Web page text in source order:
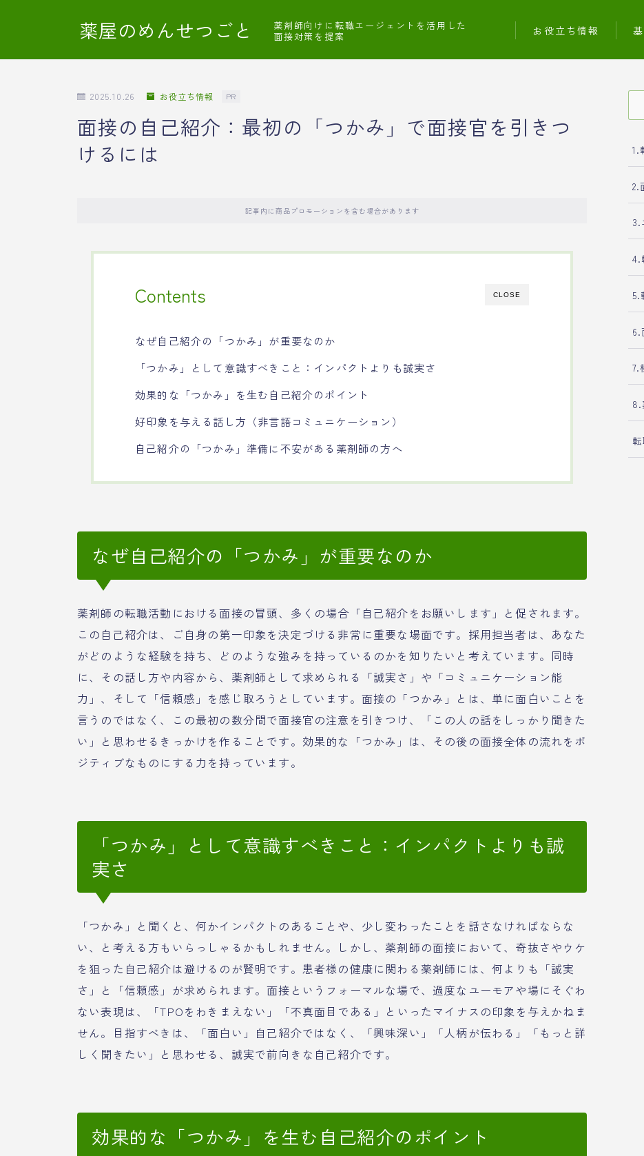
薬屋のめんせつごと
薬剤師向けに転職エージェントを活用した
面接対策を提案
お役立ち情報
2025.10.26 お役立ち情報 PR
面接の自己紹介：最初の「つかみ」で面接官を引きつ
けるには
記事内に商品プロモーションを含む場合があります
CLOSE
Contents
なぜ自己紹介の「つかみ」が重要なのか
「つかみ」として意識すべきこと：インパクトよりも誠実さ
効果的な「つかみ」を生む自己紹介のポイント
好印象を与える話し方（非言語コミュニケーション）
自己紹介の「つかみ」準備に不安がある薬剤師の方へ
なぜ自己紹介の「つかみ」が重要なのか
薬剤師の転職活動における面接の冒頭、多くの場合「自己紹介をお願いします」と促されます。
この自己紹介は、ご自身の第一印象を決定づける非常に重要な場面です。採用担当者は、あなた
がどのような経験を持ち、どのような強みを持っているのかを知りたいと考えています。同時
に、その話し方や内容から、薬剤師として求められる「誠実さ」や「コミュニケーション能
力」、そして「信頼感」を感じ取ろうとしています。面接の「つかみ」とは、単に面白いことを
言うのではなく、この最初の数分間で面接官の注意を引きつけ、「この人の話をしっかり聞きた
い」と思わせるきっかけを作ることです。効果的な「つかみ」は、その後の面接全体の流れをポ
ジティブなものにする力を持っています。
「つかみ」として意識すべきこと：インパクトよりも誠
実さ
「つかみ」と聞くと、何かインパクトのあることや、少し変わったことを話さなければならな
い、と考える方もいらっしゃるかもしれません。しかし、薬剤師の面接において、奇抜さやウケ
を狙った自己紹介は避けるのが賢明です。患者様の健康に関わる薬剤師には、何よりも「誠実
さ」と「信頼感」が求められます。面接というフォーマルな場で、過度なユーモアや場にそぐわ
ない表現は、「TPOをわきまえない」「不真面目である」といったマイナスの印象を与えかねま
せん。目指すべきは、「面白い」自己紹介ではなく、「興味深い」「人柄が伝わる」「もっと詳
しく聞きたい」と思わせる、誠実で前向きな自己紹介です。
効果的な「つかみ」を生む自己紹介のポイント
1.
2.
3.
4.
5.
6.
7.
8.